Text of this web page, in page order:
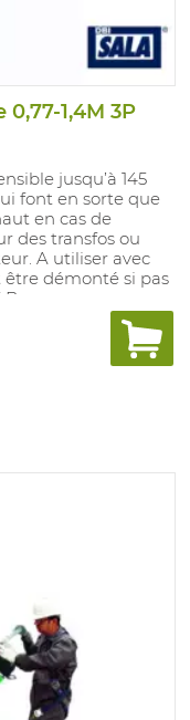
1,4M 3P
jusqu’à 145
font en sorte que
en cas de
des transfos ou
A utiliser avec
être démonté si pas
B